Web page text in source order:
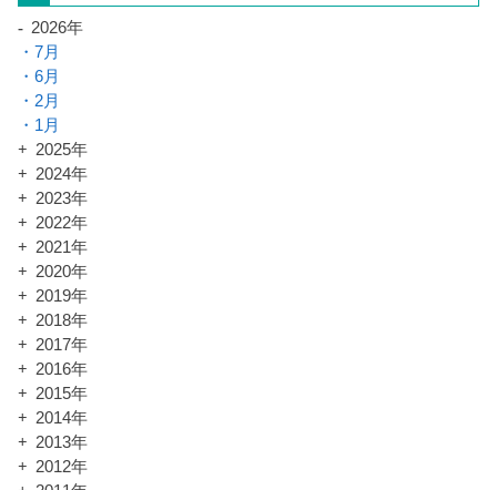
2026年
7月
6月
2月
1月
2025年
2024年
2023年
2022年
2021年
2020年
2019年
2018年
2017年
2016年
2015年
2014年
2013年
2012年